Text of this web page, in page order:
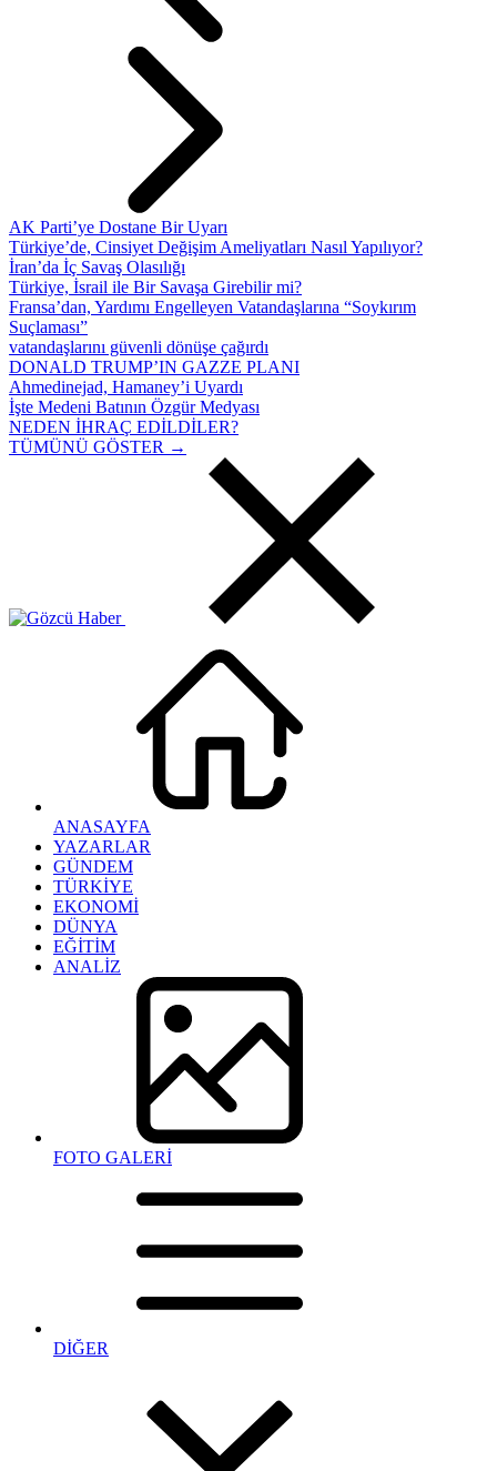
AK Parti’ye Dostane Bir Uyarı
Türkiye’de, Cinsiyet Değişim Ameliyatları Nasıl Yapılıyor?
İran’da İç Savaş Olasılığı
Türkiye, İsrail ile Bir Savaşa Girebilir mi?
Fransa’dan, Yardımı Engelleyen Vatandaşlarına “Soykırım
Suçlaması”
vatandaşlarını güvenli dönüşe çağırdı
DONALD TRUMP’IN GAZZE PLANI
Ahmedinejad, Hamaney’i Uyardı
İşte Medeni Batının Özgür Medyası
NEDEN İHRAÇ EDİLDİLER?
TÜMÜNÜ GÖSTER →
ANASAYFA
YAZARLAR
GÜNDEM
TÜRKİYE
EKONOMİ
DÜNYA
EĞİTİM
ANALİZ
FOTO GALERİ
DİĞER